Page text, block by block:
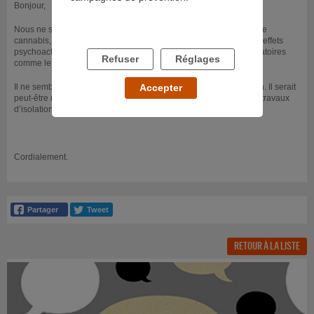
Bonjour,
Nous ne savons pas de quel produit vous parlez, mais s’il s’agit de
cannabis, sachez que son inhalation dans l’air ambiant n’a pas d’effets
psychoactif. Il peut en revanche être toxique pour les voies respiratoires
comme le serait le tabac.
Il ne semble pas normal que vous sentiez la fumée de votre voisin. Il serait
peut-être nécessaire d’en parler au propriétaire et/ou de faire les travaux
d’isolation nécessaire afin de ne plus être importunés.
Cordialement.
RETOUR À LA LISTE
Refuser Réglages
Accepter